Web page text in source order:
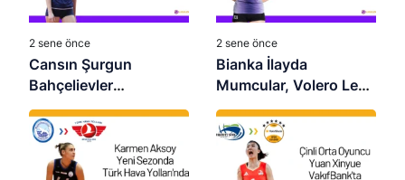
2 sene önce
Cansın Şurgun
Bahçelievler
Belediyespor’da
2 sene önce
Bianka İlayda
Mumcular, Volero Le
Cannet’te